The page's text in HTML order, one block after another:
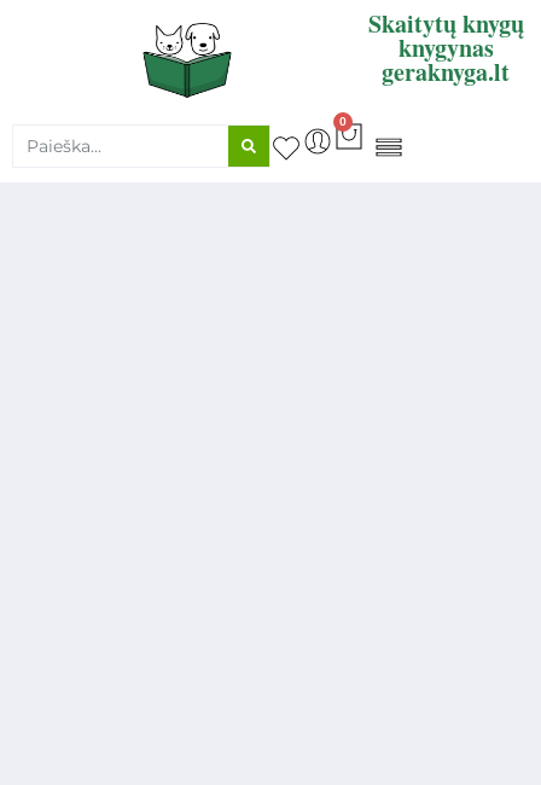
Skaitytų knygų
knygynas
geraknyga.lt
0